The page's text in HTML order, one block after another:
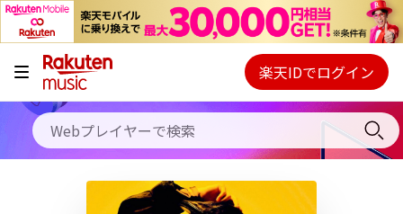
キャンペーン
料金プラン
使い方
Webプレイヤー
ご契約内容の確認・変更
楽天IDでログイン